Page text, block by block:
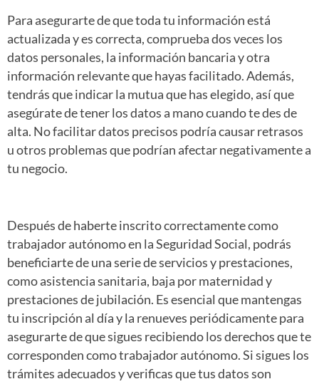
Para asegurarte de que toda tu información está
actualizada y es correcta, comprueba dos veces los
datos personales, la información bancaria y otra
información relevante que hayas facilitado. Además,
tendrás que indicar la mutua que has elegido, así que
asegúrate de tener los datos a mano cuando te des de
alta. No facilitar datos precisos podría causar retrasos
u otros problemas que podrían afectar negativamente a
tu negocio.
Después de haberte inscrito correctamente como
trabajador autónomo en la Seguridad Social, podrás
beneficiarte de una serie de servicios y prestaciones,
como asistencia sanitaria, baja por maternidad y
prestaciones de jubilación. Es esencial que mantengas
tu inscripción al día y la renueves periódicamente para
asegurarte de que sigues recibiendo los derechos que te
corresponden como trabajador autónomo. Si sigues los
trámites adecuados y verificas que tus datos son